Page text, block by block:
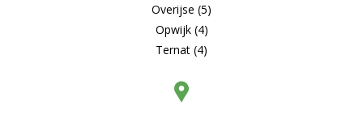
Overijse (5)
Opwijk (4)
Ternat (4)